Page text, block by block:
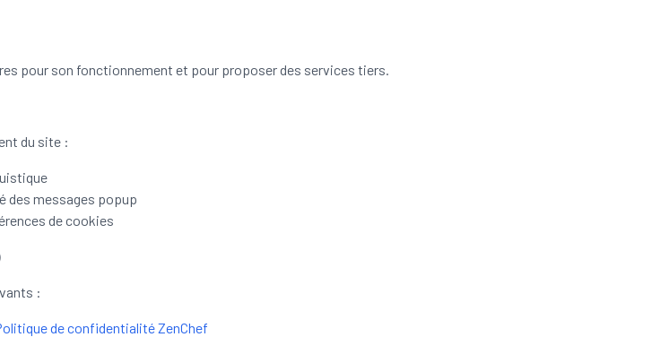
pour son fonctionnement et pour proposer des services tiers.
du site :
des messages popup
de cookies
:
de confidentialité ZenChef